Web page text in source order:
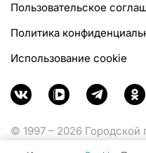
Пользовательское
Политика
Использование cookie
© 1997 – 2026 Городской